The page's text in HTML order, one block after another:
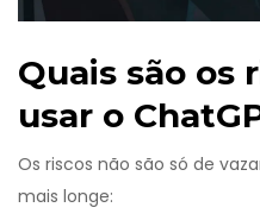
Quais são os
usar o
Os riscos não são só de
mais longe: